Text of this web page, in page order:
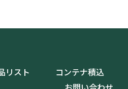
リスト コンテナ積込